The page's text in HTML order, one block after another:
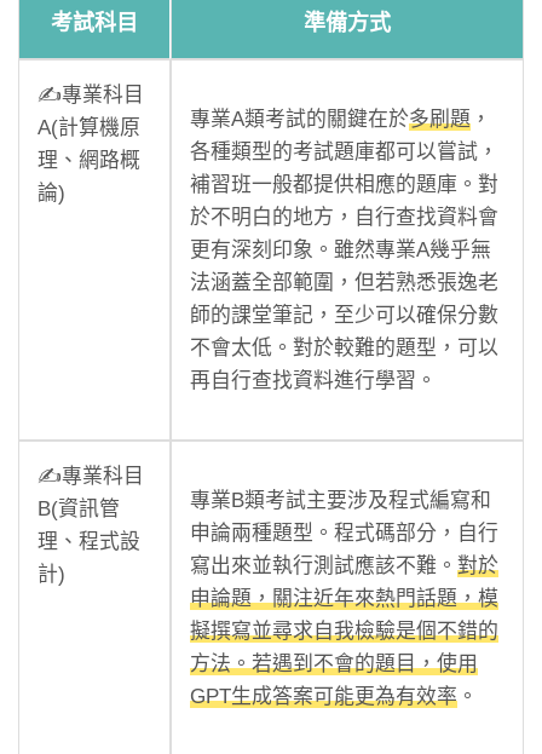
考試科目 準備方式
✍️專業科目
A(計算機原
理、網路概
論)
專業A類考試的關鍵在於多刷題 ，
各種類型的考試題庫都可以嘗試，
補習班一般都提供相應的題庫。對
於不明白的地方，自行查找資料會
更有深刻印象。雖然專業A幾乎無
法涵蓋全部範圍，但若熟悉張逸老
師的課堂筆記，至少可以確保分數
不會太低。對於較難的題型，可以
再自行查找資料進行學習。
✍️專業科目
B(資訊管
理、程式設
計)
專業B類考試主要涉及程式編寫和
申論兩種題型。程式碼部分，自行
寫出來並執行測試應該不難。 對於
申論題，關注近年來熱門話題，模
擬撰寫並尋求自我檢驗是個不錯的
方法。若遇到不會的題目，使用
GPT生成答案可能更為有效率 。